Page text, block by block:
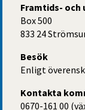
Framtids-
Box 500
833 24
Besök
Enligt
Kontakta
0670-161 00